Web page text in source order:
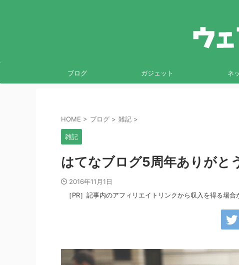
ブログ ガジェット ネ
HOME > ブログ > 雑記 >
雑記
はてなブログ5周年ありがと
2016年11月1日
［PR］記事内のアフィリエイトリンクから収入を得る場合